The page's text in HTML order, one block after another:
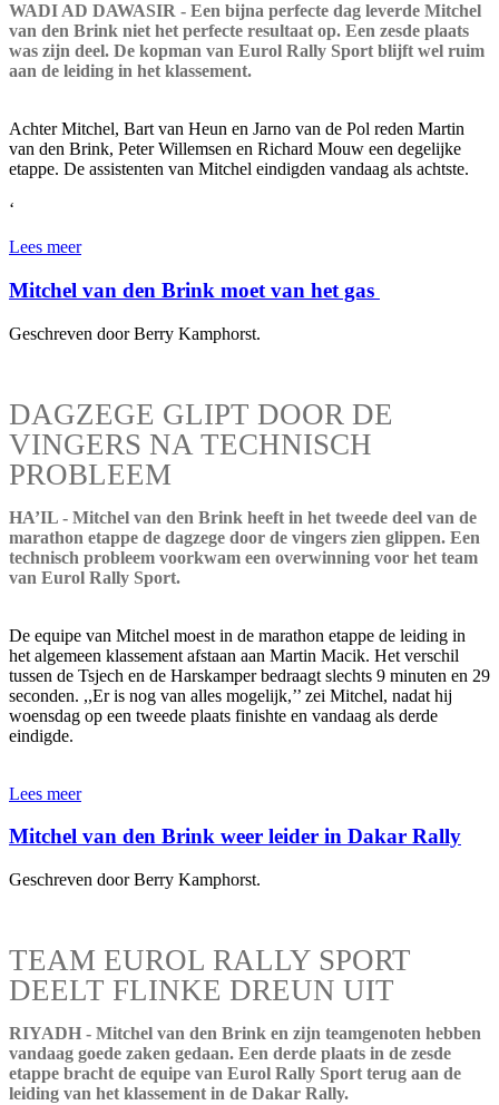
WADI AD DAWASIR - Een bijna perfecte dag leverde Mitchel
van den Brink niet het perfecte resultaat op. Een zesde plaats
was zijn deel. De kopman van Eurol Rally Sport blijft wel ruim
aan de leiding in het klassement.
Achter Mitchel, Bart van Heun en Jarno van de Pol reden Martin
van den Brink, Peter Willemsen en Richard Mouw een degelijke
etappe. De assistenten van Mitchel eindigden vandaag als achtste.
‘
Lees meer
Mitchel van den Brink moet van het gas
Geschreven door Berry Kamphorst.
DAGZEGE GLIPT DOOR DE
VINGERS NA TECHNISCH
PROBLEEM
HA’IL - Mitchel van den Brink heeft in het tweede deel van de
marathon etappe de dagzege door de vingers zien glippen. Een
technisch probleem voorkwam een overwinning voor het team
van Eurol Rally Sport.
De equipe van Mitchel moest in de marathon etappe de leiding in
het algemeen klassement afstaan aan Martin Macik. Het verschil
tussen de Tsjech en de Harskamper bedraagt slechts 9 minuten en 29
seconden. ,,Er is nog van alles mogelijk,’’ zei Mitchel, nadat hij
woensdag op een tweede plaats finishte en vandaag als derde
eindigde.
Lees meer
Mitchel van den Brink weer leider in Dakar Rally
Geschreven door Berry Kamphorst.
TEAM EUROL RALLY SPORT
DEELT FLINKE DREUN UIT
RIYADH - Mitchel van den Brink en zijn teamgenoten hebben
vandaag goede zaken gedaan. Een derde plaats in de zesde
etappe bracht de equipe van Eurol Rally Sport terug aan de
leiding van het klassement in de Dakar Rally.